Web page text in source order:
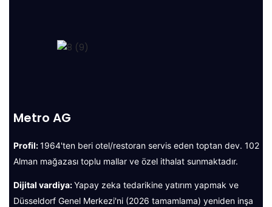
Metro AG
Profil:1964'ten beri otel/restoran servis eden toptan dev. 102
Alman mağazası toplu mallar ve özel ithalat sunmaktadır.
Dijital vardiya:Yapay zeka tedarikine yatırım yapmak ve
Düsseldorf Genel Merkezi'ni (2026 tamamlama) yeniden inşa